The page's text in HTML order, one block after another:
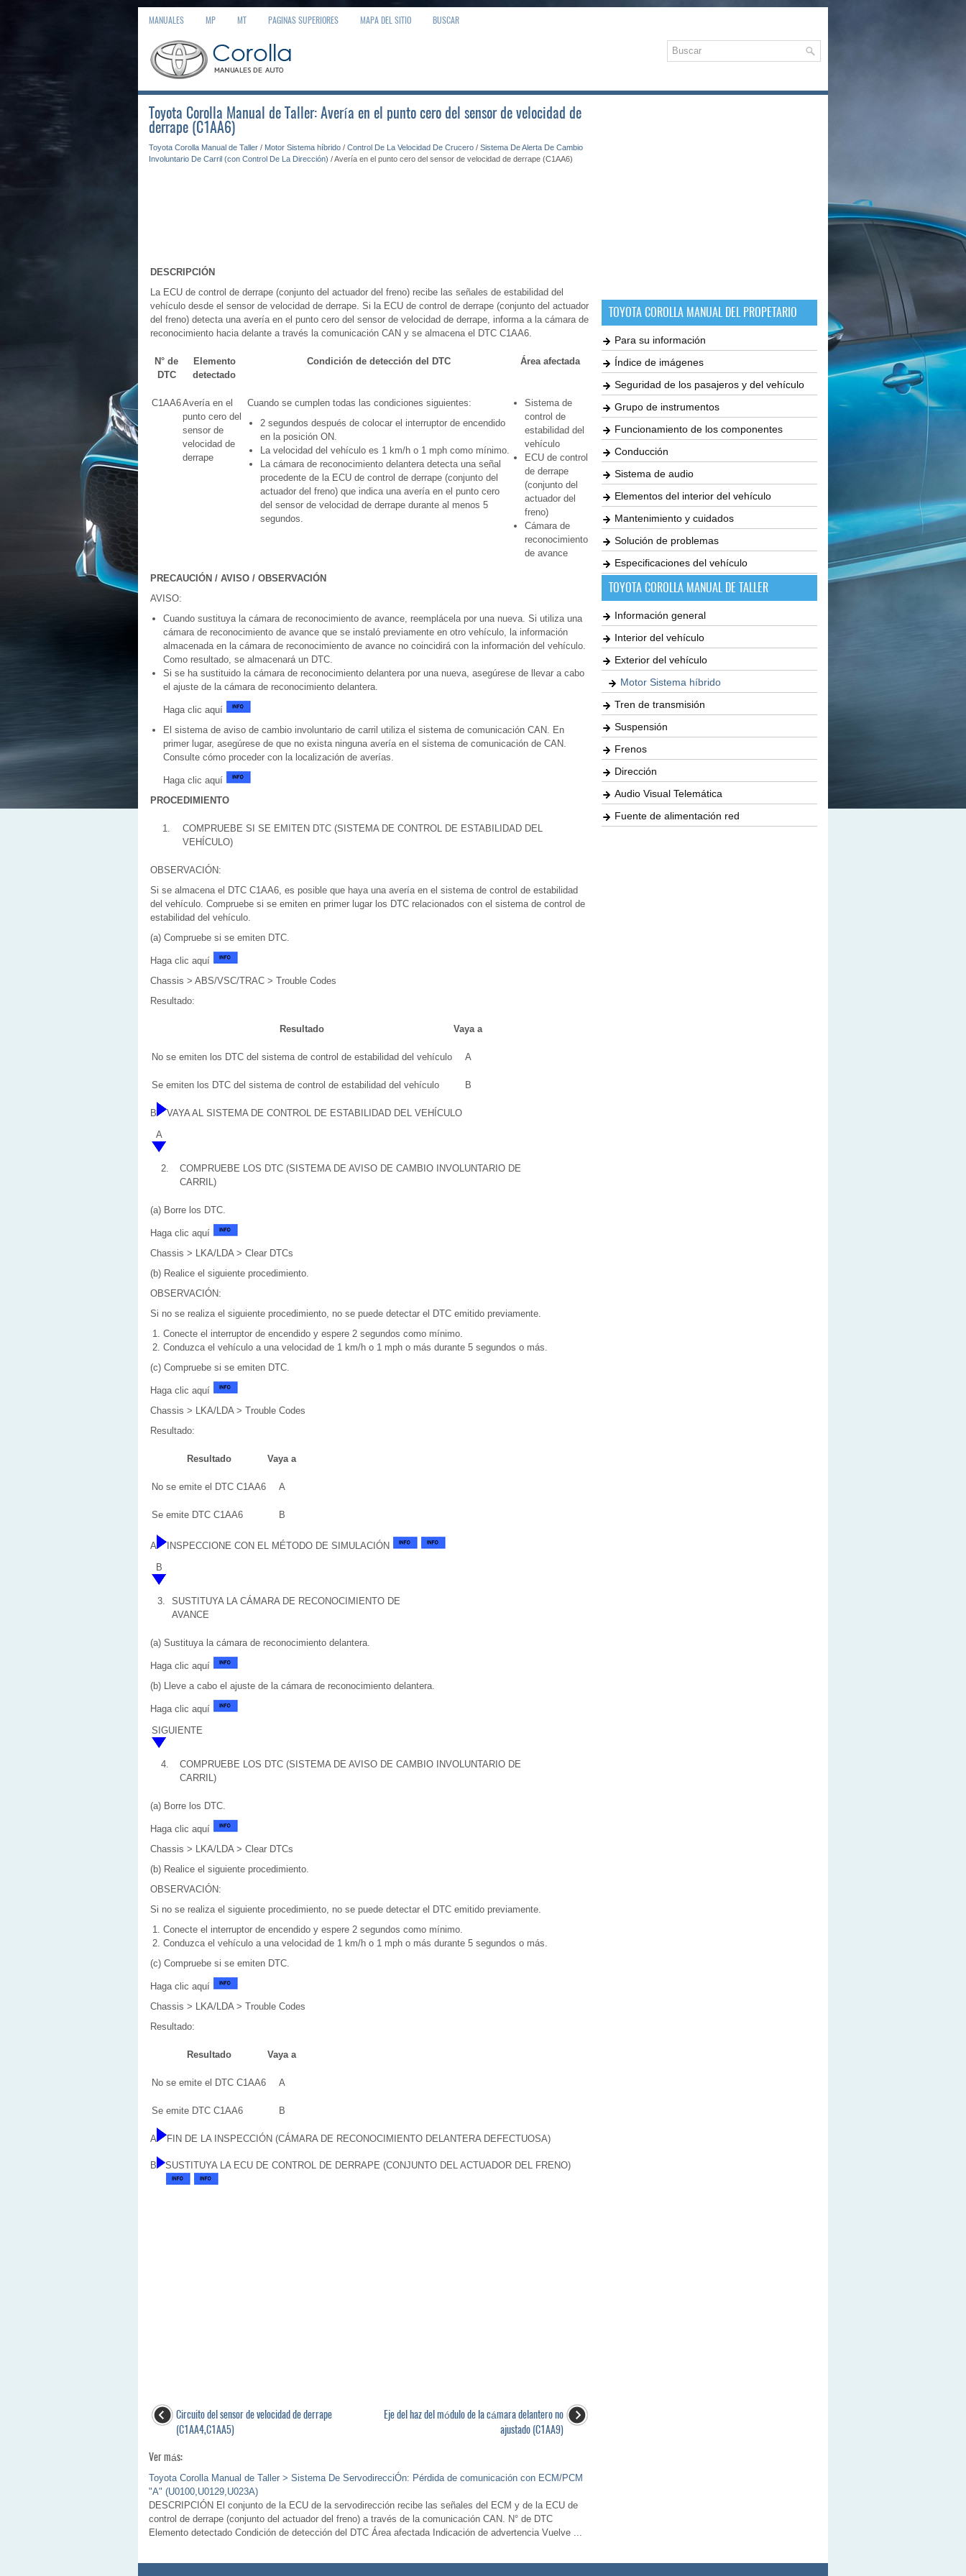
MANUALES MP MT PAGINAS SUPERIORES MAPA DEL SITIO BUSCAR
Toyota Corolla Manual de Taller: Avería en el punto cero del sensor de velocidad de
derrape (C1AA6)
Toyota Corolla Manual de Taller / Motor Sistema híbrido / Control De La Velocidad De Crucero / Sistema De Alerta De Cambio
Involuntario De Carril (con Control De La Dirección) / Avería en el punto cero del sensor de velocidad de derrape (C1AA6)
DESCRIPCIÓN
La ECU de control de derrape (conjunto del actuador del freno) recibe las señales de estabilidad del
vehículo desde el sensor de velocidad de derrape. Si la ECU de control de derrape (conjunto del actuador
del freno) detecta una avería en el punto cero del sensor de velocidad de derrape, informa a la cámara de
reconocimiento hacia delante a través la comunicación CAN y se almacena el DTC C1AA6.
N° de
DTC
Elemento
detectado
Condición de detección del DTC Área afectada
C1AA6Avería en el
punto cero del
sensor de
velocidad de
derrape
Cuando se cumplen todas las condiciones siguientes:
2 segundos después de colocar el interruptor de encendido
en la posición ON.
La velocidad del vehículo es 1 km/h o 1 mph como mínimo.
La cámara de reconocimiento delantera detecta una señal
procedente de la ECU de control de derrape (conjunto del
actuador del freno) que indica una avería en el punto cero
del sensor de velocidad de derrape durante al menos 5
segundos.
Sistema de
control de
estabilidad del
vehículo
ECU de control
de derrape
(conjunto del
actuador del
freno)
Cámara de
reconocimiento
de avance
PRECAUCIÓN / AVISO / OBSERVACIÓN
AVISO:
Cuando sustituya la cámara de reconocimiento de avance, reemplácela por una nueva. Si utiliza una
cámara de reconocimiento de avance que se instaló previamente en otro vehículo, la información
almacenada en la cámara de reconocimiento de avance no coincidirá con la información del vehículo.
Como resultado, se almacenará un DTC.
Si se ha sustituido la cámara de reconocimiento delantera por una nueva, asegúrese de llevar a cabo
el ajuste de la cámara de reconocimiento delantera.
Haga clic aquí
El sistema de aviso de cambio involuntario de carril utiliza el sistema de comunicación CAN. En
primer lugar, asegúrese de que no exista ninguna avería en el sistema de comunicación de CAN.
Consulte cómo proceder con la localización de averías.
Haga clic aquí
PROCEDIMIENTO
1.
COMPRUEBE SI SE EMITEN DTC (SISTEMA DE CONTROL DE ESTABILIDAD DEL
VEHÍCULO)
OBSERVACIÓN:
Si se almacena el DTC C1AA6, es posible que haya una avería en el sistema de control de estabilidad
del vehículo. Compruebe si se emiten en primer lugar los DTC relacionados con el sistema de control de
estabilidad del vehículo.
(a) Compruebe si se emiten DTC.
Haga clic aquí
Chassis > ABS/VSC/TRAC > Trouble Codes
Resultado:
Resultado Vaya a
No se emiten los DTC del sistema de control de estabilidad del vehículo A
Se emiten los DTC del sistema de control de estabilidad del vehículo B
B
VAYA AL SISTEMA DE CONTROL DE ESTABILIDAD DEL VEHÍCULO
A
2.
COMPRUEBE LOS DTC (SISTEMA DE AVISO DE CAMBIO INVOLUNTARIO DE
CARRIL)
(a) Borre los DTC.
Haga clic aquí
Chassis > LKA/LDA > Clear DTCs
(b) Realice el siguiente procedimiento.
OBSERVACIÓN:
Si no se realiza el siguiente procedimiento, no se puede detectar el DTC emitido previamente.
Conecte el interruptor de encendido y espere 2 segundos como mínimo.
Conduzca el vehículo a una velocidad de 1 km/h o 1 mph o más durante 5 segundos o más.
(c) Compruebe si se emiten DTC.
Haga clic aquí
Chassis > LKA/LDA > Trouble Codes
Resultado:
Resultado Vaya a
No se emite el DTC C1AA6 A
Se emite DTC C1AA6 B
A
INSPECCIONE CON EL MÉTODO DE SIMULACIÓN
B
3.
SUSTITUYA LA CÁMARA DE RECONOCIMIENTO DE
AVANCE
(a) Sustituya la cámara de reconocimiento delantera.
Haga clic aquí
(b) Lleve a cabo el ajuste de la cámara de reconocimiento delantera.
Haga clic aquí
SIGUIENTE
4.
COMPRUEBE LOS DTC (SISTEMA DE AVISO DE CAMBIO INVOLUNTARIO DE
CARRIL)
(a) Borre los DTC.
Haga clic aquí
Chassis > LKA/LDA > Clear DTCs
(b) Realice el siguiente procedimiento.
OBSERVACIÓN:
Si no se realiza el siguiente procedimiento, no se puede detectar el DTC emitido previamente.
Conecte el interruptor de encendido y espere 2 segundos como mínimo.
Conduzca el vehículo a una velocidad de 1 km/h o 1 mph o más durante 5 segundos o más.
(c) Compruebe si se emiten DTC.
Haga clic aquí
Chassis > LKA/LDA > Trouble Codes
Resultado:
Resultado Vaya a
No se emite el DTC C1AA6 A
Se emite DTC C1AA6 B
A FIN DE LA INSPECCIÓN (CÁMARA DE RECONOCIMIENTO DELANTERA DEFECTUOSA)
B SUSTITUYA LA ECU DE CONTROL DE DERRAPE (CONJUNTO DEL ACTUADOR DEL FRENO)
Circuito del sensor de velocidad de derrape
(C1AA4,C1AA5)
Eje del haz del módulo de la cámara delantero no
ajustado (C1AA9)
Ver más:
Toyota Corolla Manual de Taller > Sistema De ServodirecciÓn: Pérdida de comunicación con ECM/PCM
"A" (U0100,U0129,U023A)
DESCRIPCIÓN El conjunto de la ECU de la servodirección recibe las señales del ECM y de la ECU de
control de derrape (conjunto del actuador del freno) a través de la comunicación CAN. N° de DTC
Elemento detectado Condición de detección del DTC Área afectada Indicación de advertencia Vuelve ...
TOYOTA COROLLA MANUAL DEL PROPETARIO
Para su información
Índice de imágenes
Seguridad de los pasajeros y del vehículo
Grupo de instrumentos
Funcionamiento de los componentes
Conducción
Sistema de audio
Elementos del interior del vehículo
Mantenimiento y cuidados
Solución de problemas
Especificaciones del vehículo
TOYOTA COROLLA MANUAL DE TALLER
Información general
Interior del vehículo
Exterior del vehículo
Motor Sistema híbrido
Tren de transmisión
Suspensión
Frenos
Dirección
Audio Visual Telemática
Fuente de alimentación red